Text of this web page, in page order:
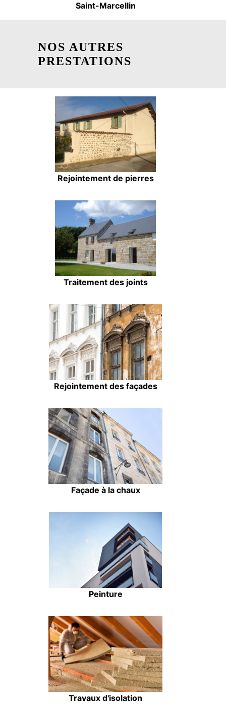
Saint-Marcellin
NOS AUTRES
PRESTATIONS
Rejointement de pierres
Traitement des joints
Rejointement des façades
Façade à la chaux
Peinture
Travaux d'isolation